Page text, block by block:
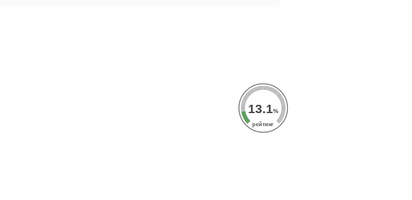
13.1%
рейтинг